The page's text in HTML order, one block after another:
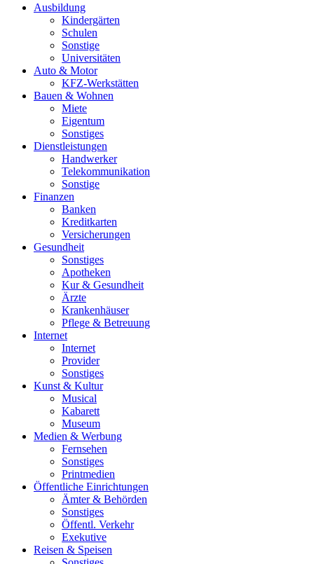
Ausbildung
Kindergärten
Schulen
Sonstige
Universitäten
Auto & Motor
KFZ-Werkstätten
Bauen & Wohnen
Miete
Eigentum
Sonstiges
Dienstleistungen
Handwerker
Telekommunikation
Sonstige
Finanzen
Banken
Kreditkarten
Versicherungen
Gesundheit
Sonstiges
Apotheken
Kur & Gesundheit
Ärzte
Krankenhäuser
Pflege & Betreuung
Internet
Internet
Provider
Sonstiges
Kunst & Kultur
Musical
Kabarett
Museum
Medien & Werbung
Fernsehen
Sonstiges
Printmedien
Öffentliche Einrichtungen
Ämter & Behörden
Sonstiges
Öffentl. Verkehr
Exekutive
Reisen & Speisen